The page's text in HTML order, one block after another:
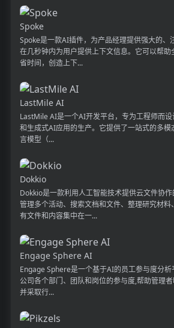
Spoke
Spoke是一款AI插件，为产品经理提供强大的、
在几秒钟内为用户提供上下文信息。它可以帮
省时间，创造上下...
LastMile AI
LastMile AI是一个AI开发平台，专为工程师而
和生成式AI应用的生产。它提供了一站式的多
言模型（...
Dokkio
Dokkio是一款利用人工智能技术提供云文件协
管理多个活动、搜索文档和文件、整理研究材
有文件和内容集中在一...
Engage Sphere AI
Engage Sphere是一个基于AI的员工参与度分
公司各个部门、团队和岗位的参与度,帮助管理
并采取行...